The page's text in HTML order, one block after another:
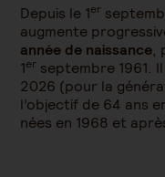
Depuis le 1er
augmente
année de naissance,
1er septembre 1961.
2026 (pour la
l’objectif de 64 ans
nées en 1968 et